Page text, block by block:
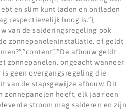
en slim kunt laden en ontladen
respectievelijk hoog is.”},
van de salderingsregeling ook
zonnepaneleninstallatie, of geldt
afbouw geldt
zonnepanelen, ongeacht wanneer
geen overgangsregeling die
van de stapsgewijze afbouw. Dit
zonnepanelen heeft, elk jaar een
stroom mag salderen en zijn